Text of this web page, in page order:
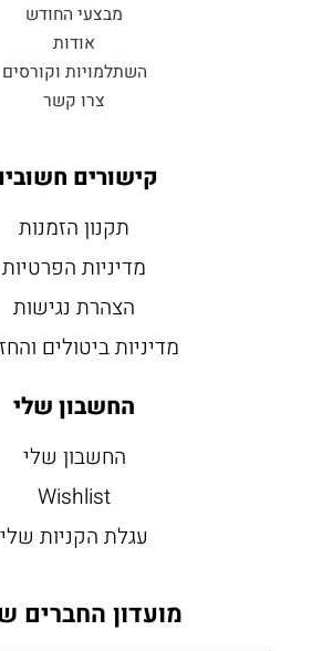
מבצעי החודש
אודות
השתלמויות וקורסים
צרו קשר
קישורים
תקנון הזמנות
מדיניות הפרטיות
הצהרת נגישות
מדיניות ביטולים
החשבון שלי
החשבון שלי
Wishlist
עגלת הקניות שלי
מועדון החברים